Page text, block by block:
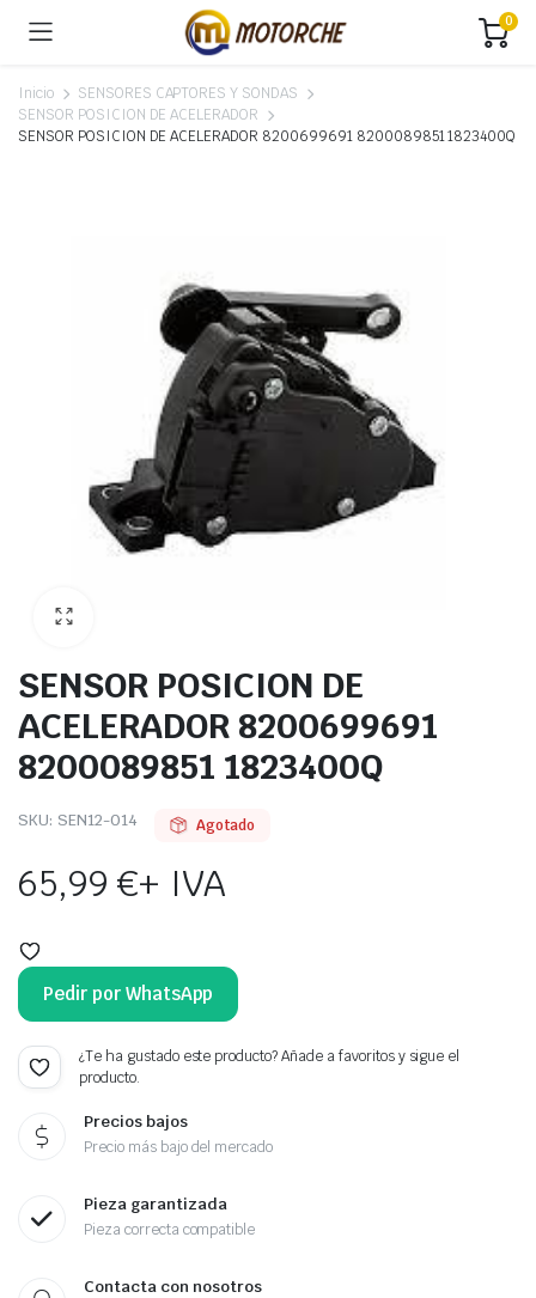
0
Inicio
SENSORES CAPTORES Y SONDAS
SENSOR POSICION DE ACELERADOR
SENSOR POSICION DE ACELERADOR 8200699691 8200089851 1823400Q
SENSOR POSICION DE
ACELERADOR 8200699691
8200089851 1823400Q
SKU: SEN12-014 Agotado
65,99€+ IVA
Pedir por WhatsApp
¿Te ha gustado este producto? Añade a favoritos y sigue el
producto.
Precios bajos
Precio más bajo del mercado
Pieza garantizada
Pieza correcta compatible
Contacta con nosotros